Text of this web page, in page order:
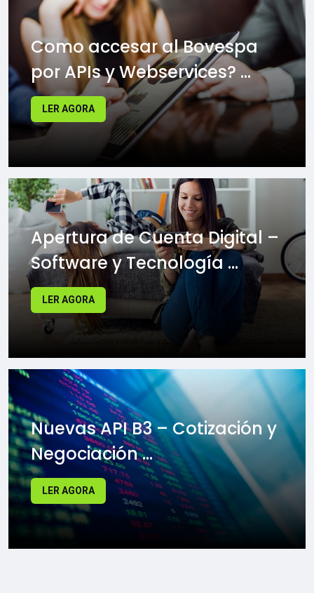
Como accesar al Bovespa
por APIs y Webservices? ...
LER AGORA
Apertura de Cuenta Digital –
Software y Tecnología ...
LER AGORA
Nuevas API B3 – Cotización y
Negociación ...
LER AGORA